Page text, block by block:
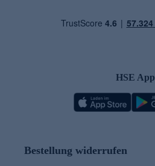
HSE App
Bestellung widerrufen